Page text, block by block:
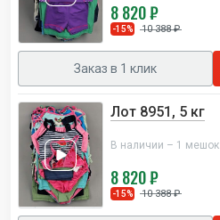
8 820 ₽
-15% 10 388 ₽
Заказ в 1 клик
Лот 8951, 5 кг
В наличии – 1 мешок
8 820 ₽
-15% 10 388 ₽